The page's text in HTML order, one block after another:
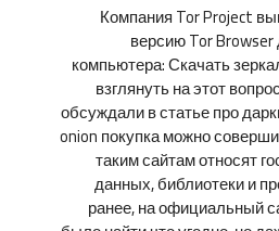
Компания Tor Project
версию Tor
компьютера: Скачать
взглянуть на этот
обсуждали в статье про
onion покупка можно
таким сайтам относят
данных, библиотеки и
ранее, на официальный